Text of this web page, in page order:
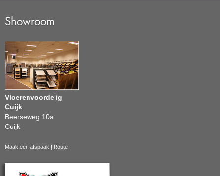
Showroom
Vloerenvoordelig
Cuijk
Beerseweg 10a
Cuijk
Maak een afspaak Route